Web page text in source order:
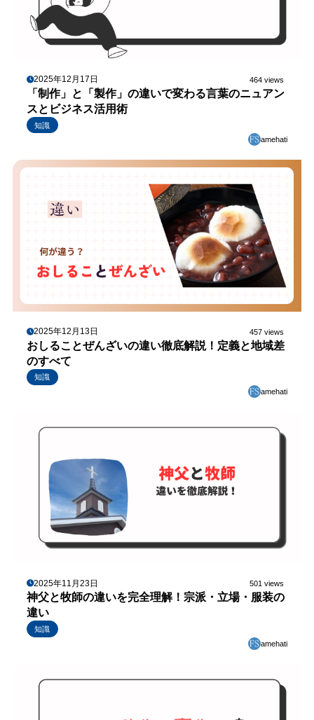
2025年12月17日 464 views
「制作」と「製作」の違いで変わる言葉のニュアン
スとビジネス活用術
知識
amehati
2025年12月13日 457 views
おしることぜんざいの違い徹底解説！定義と地域差
のすべて
知識
amehati
2025年11月23日 501 views
神父と牧師の違いを完全理解！宗派・立場・服装の
違い
知識
amehati